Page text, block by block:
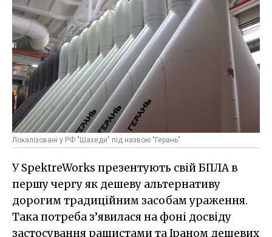
Локалізовані у РФ "Шахеди" під назвою "Герань"
У SpektreWorks презентують свій БПЛА в
першу чергу як дешеву альтернативу
дорогим традиційним засобам ураження.
Така потреба з’явилася на фоні досвіду
застосування рашистами та Іраном дешевих